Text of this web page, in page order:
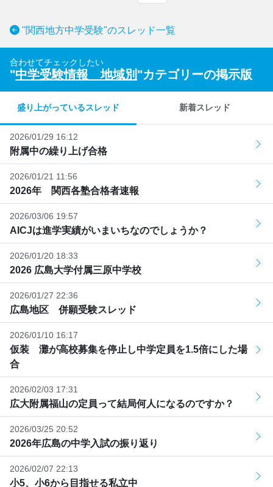
"関西地方中学受験"のスレッド一覧
合わせてチェックしたい
"中学受験情報 地域別 "カテゴリーの掲示版
盛り上がっているスレッド 新着スレッド
2026/01/29 16:12
附属中の繰り上げ合格
2026/01/21 11:56
2026年 関西各塾合格者速報
2026/03/06 19:57
AICJは進学実績がいまいちなのでしょうか？
2026/01/20 18:33
2026 広島大学付属三原中学校
2026/01/27 22:36
広島地区 併願受験スレッド
2026/01/10 16:17
仮装 灘が高校募集を停止し中学定員を1.5倍にした場
合
2026/02/03 17:31
広大附属福山の定員って結局何人になるのですか？
2026/03/25 20:52
2026年広島の中学入試の振り返り
2026/02/07 22:13
小5、小6から目指せる私立中